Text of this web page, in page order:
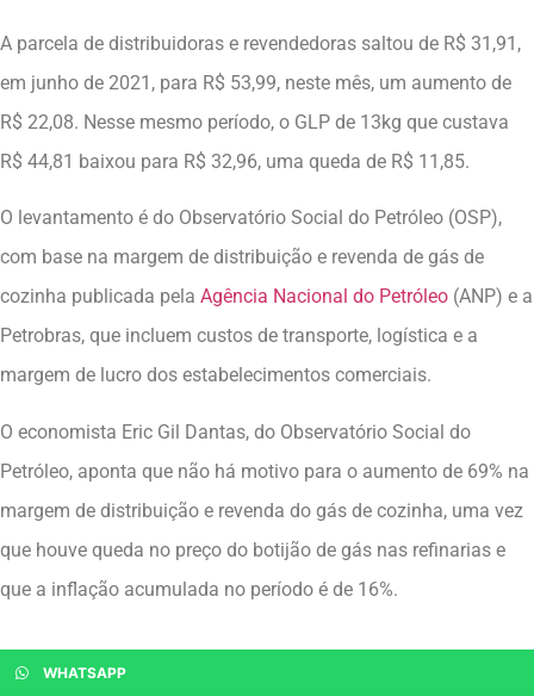
A parcela de distribuidoras e revendedoras saltou de R$ 31,91,
em junho de 2021, para R$ 53,99, neste mês, um aumento de
R$ 22,08. Nesse mesmo período, o GLP de 13kg que custava
R$ 44,81 baixou para R$ 32,96, uma queda de R$ 11,85.
O levantamento é do Observatório Social do Petróleo (OSP),
com base na margem de distribuição e revenda de gás de
cozinha publicada pela Agência Nacional do Petróleo (ANP) e a
Petrobras, que incluem custos de transporte, logística e a
margem de lucro dos estabelecimentos comerciais.
O economista Eric Gil Dantas, do Observatório Social do
Petróleo, aponta que não há motivo para o aumento de 69% na
margem de distribuição e revenda do gás de cozinha, uma vez
que houve queda no preço do botijão de gás nas refinarias e
que a inflação acumulada no período é de 16%.
WHATSAPP